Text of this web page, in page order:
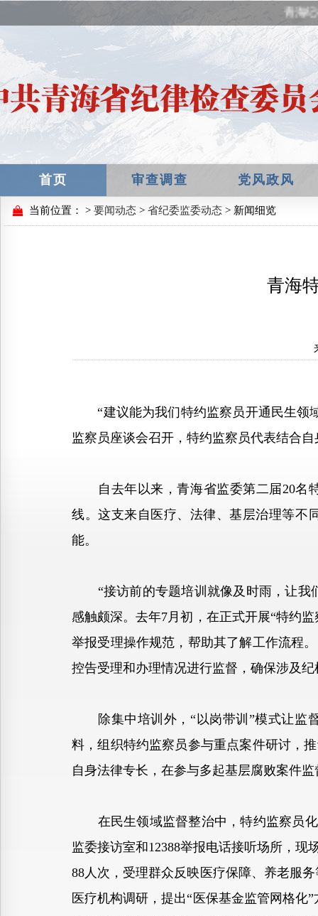
青海纪
首页 审查调查 党风政风
当前位置： > 要闻动态 > 省纪委监委动态 > 新闻细览
青海
“建议能为我们特约监察员开通民生领
监察员座谈会召开，特约监察员代表结合
自去年以来，青海省监委第二届20名特
线。这支来自医疗、法律、基层治理等不
能。
“接访前的专题培训就像及时雨，让我
感触颇深。去年7月初，在正式开展“特约
举报受理操作规范，帮助其了解工作流程
控告受理和办理情况进行监督，确保涉及
除集中培训外，“以岗带训”模式让监督
料，组织特约监察员参与重点案件研讨，
自身法律专长，在参与多起基层腐败案件
在民生领域监督整治中，特约监察员化
监委接访室和12388举报电话接听场所，
88人次，受理群众反映医疗保障、养老服
医疗机构调研，提出“医保基金监管网格化